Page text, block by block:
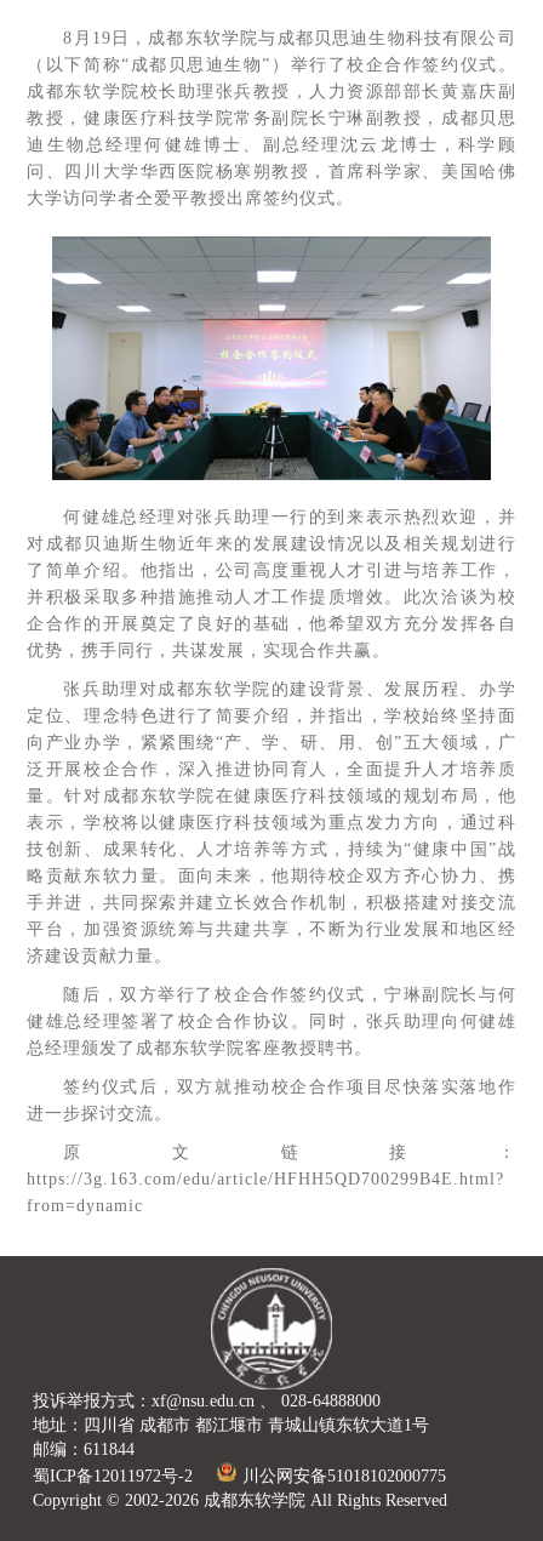
8月19日，成都东软学院与成都贝思迪生物科技有限公司
（以下简称“成都贝思迪生物”）举行了校企合作签约仪式。
成都东软学院校长助理张兵教授，人力资源部部长黄嘉庆副
教授，健康医疗科技学院常务副院长宁琳副教授，成都贝思
迪生物总经理何健雄博士、副总经理沈云龙博士，科学顾
问、四川大学华西医院杨寒朔教授，首席科学家、美国哈佛
大学访问学者仝爱平教授出席签约仪式。
何健雄总经理对张兵助理一行的到来表示热烈欢迎，并
对成都贝迪斯生物近年来的发展建设情况以及相关规划进行
了简单介绍。他指出，公司高度重视人才引进与培养工作，
并积极采取多种措施推动人才工作提质增效。此次洽谈为校
企合作的开展奠定了良好的基础，他希望双方充分发挥各自
优势，携手同行，共谋发展，实现合作共赢。
张兵助理对成都东软学院的建设背景、发展历程、办学
定位、理念特色进行了简要介绍，并指出，学校始终坚持面
向产业办学，紧紧围绕“产、学、研、用、创”五大领域，广
泛开展校企合作，深入推进协同育人，全面提升人才培养质
量。针对成都东软学院在健康医疗科技领域的规划布局，他
表示，学校将以健康医疗科技领域为重点发力方向，通过科
技创新、成果转化、人才培养等方式，持续为“健康中国”战
略贡献东软力量。面向未来，他期待校企双方齐心协力、携
手并进，共同探索并建立长效合作机制，积极搭建对接交流
平台，加强资源统筹与共建共享，不断为行业发展和地区经
济建设贡献力量。
随后，双方举行了校企合作签约仪式，宁琳副院长与何
健雄总经理签署了校企合作协议。同时，张兵助理向何健雄
总经理颁发了成都东软学院客座教授聘书。
签约仪式后，双方就推动校企合作项目尽快落实落地作
进一步探讨交流。
原文链接：
https://3g.163.com/edu/article/HFHH5QD700299B4E.html?
from=dynamic
投诉举报方式：xf@nsu.edu.cn 、 028-64888000
地址：四川省 成都市 都江堰市 青城山镇东软大道1号
邮编：611844
蜀ICP备12011972号-2
川公网安备51018102000775
Copyright © 2002-2026 成都东软学院 All Rights Reserved